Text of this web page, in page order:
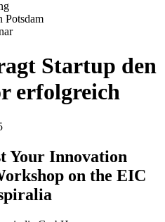
Potsdam
Startup den
erfolgreich
Your Innovation
on the EIC